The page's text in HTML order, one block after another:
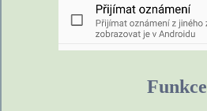
Funkce